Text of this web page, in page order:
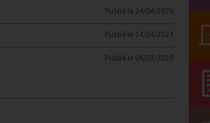
Publié le 14/04/2026
Publié le 14/04/2023
Publié le 04/03/2019